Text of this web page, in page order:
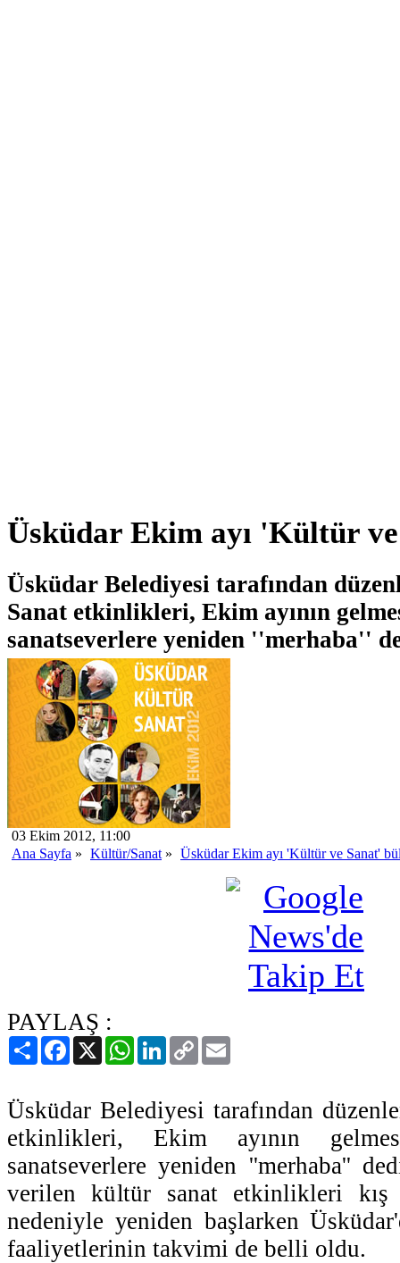
Üsküdar Ekim ayı 'Kültür
Üsküdar Belediyesi tarafından
Sanat etkinlikleri, Ekim ayının
sanatseverlere yeniden ''merhaba''
03 Ekim 2012, 11:00
Ana Sayfa » Kültür/Sanat » Üsküdar Ekim ayı 'Kültür ve Sanat'
PAYLAŞ :
PaylaşFacebook
X WhatsAppLinkedIn
Copy
Link
Üsküdar Belediyesi tarafından
etkinlikleri, Ekim ayının
sanatseverlere yeniden ''merhaba''
verilen kültür sanat etkinlikleri kış
nedeniyle yeniden başlarken
faaliyetlerinin takvimi de belli oldu.